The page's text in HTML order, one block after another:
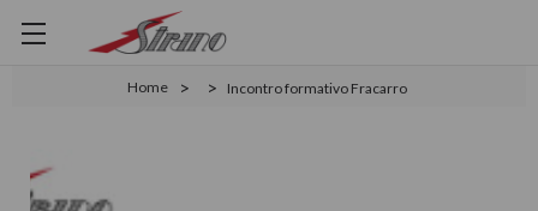
Home Incontro formativo Fracarro